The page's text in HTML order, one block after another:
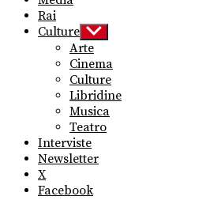
Rai
Culture Show
sub
menu
Arte
Cinema
Culture
Libridine
Musica
Teatro
Interviste
Newsletter
X
Facebook